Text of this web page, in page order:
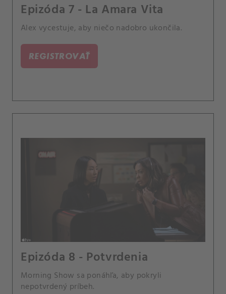
Epizóda 7 - La Amara Vita
Alex vycestuje, aby niečo nadobro ukončila.
REGISTROVAŤ
Epizóda 8 - Potvrdenia
Morning Show sa ponáhľa, aby pokryli
nepotvrdený príbeh.